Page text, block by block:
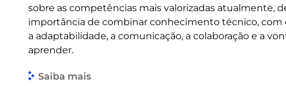
sobre as competências mais valorizadas atualmente,
importância de combinar conhecimento técnico,
a adaptabilidade, a comunicação, a colaboração e a
aprender.
Saiba mais